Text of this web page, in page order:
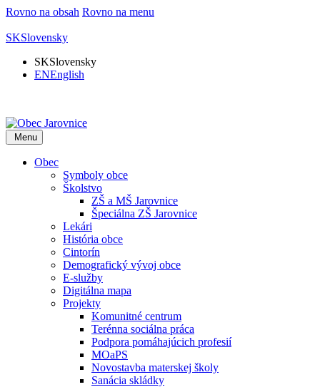
Rovno na obsah Rovno na menu
SKSlovensky
SKSlovensky
ENEnglish
Menu
Obec
Symboly obce
Školstvo
ZŠ a MŠ Jarovnice
Špeciálna ZŠ Jarovnice
Lekári
História obce
Cintorín
Demografický vývoj obce
E-služby
Digitálna mapa
Projekty
Komunitné centrum
Terénna sociálna práca
Podpora pomáhajúcich profesií
MOaPS
Novostavba materskej školy
Sanácia skládky